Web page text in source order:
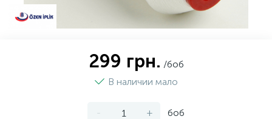
299 грн. /боб
В наличии мало
- + боб